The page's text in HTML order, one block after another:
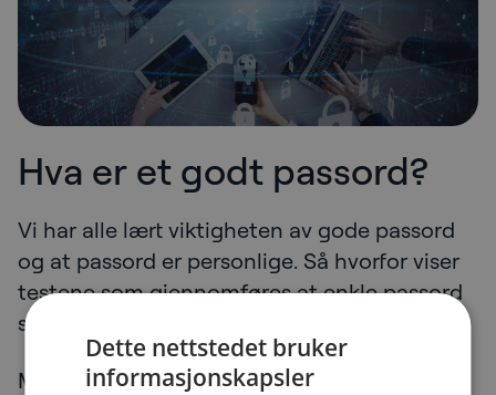
Hva er et godt passord?
Vi har alle lært viktigheten av gode passord
og at passord er personlige. Så hvorfor viser
testene som gjennomføres at enkle passord
som «Sommer2023!» er de mest vanlige?
Mest sannsynlig fordi vi alltid har blitt lært at
Dette nettstedet bruker
informasjonskapsler